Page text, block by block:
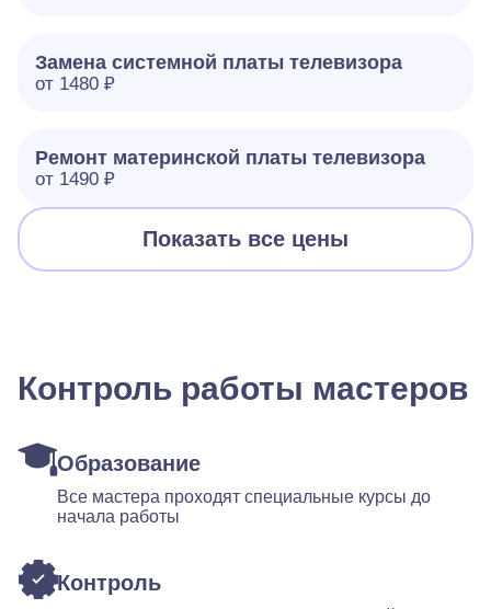
Замена системной платы телевизора
от 1480 ₽
Ремонт материнской платы телевизора
от 1490 ₽
Показать все цены
Контроль работы мастеров
Образование
Все мастера проходят специальные курсы до
начала работы
Контроль